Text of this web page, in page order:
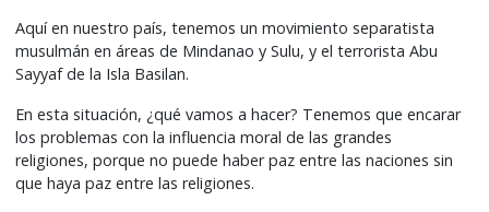
Aquí en nuestro país, tenemos un movimiento separatista
musulmán en áreas de Mindanao y Sulu, y el terrorista Abu
Sayyaf de la Isla Basilan.
En esta situación, ¿qué vamos a hacer? Tenemos que encarar
los problemas con la influencia moral de las grandes
religiones, porque no puede haber paz entre las naciones sin
que haya paz entre las religiones.